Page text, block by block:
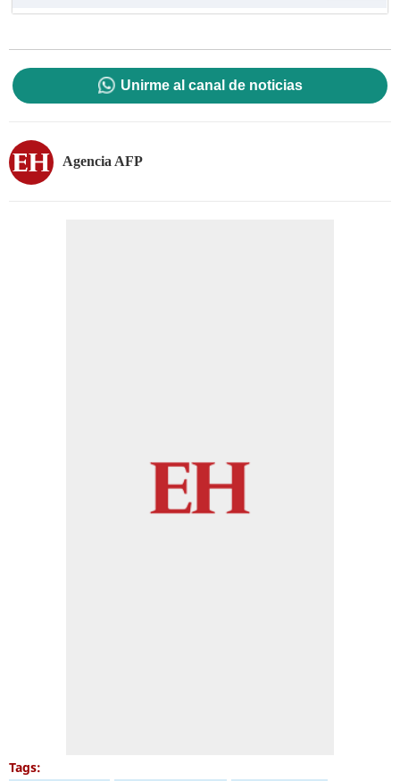
Unirme al canal de noticias
Agencia AFP
Tags: